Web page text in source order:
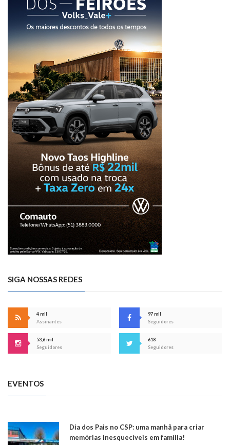
SIGA NOSSAS REDES
4 mil
Assinantes
97 mil
Seguidores
53,6 mil
Seguidores
618
Seguidores
EVENTOS
Dia dos Pais no CSP: uma manhã para criar
memórias inesquecíveis em família!